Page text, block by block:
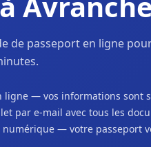
de passeport en ligne
ligne — vos informations sont
par e-mail avec tous les
numérique — votre passeport